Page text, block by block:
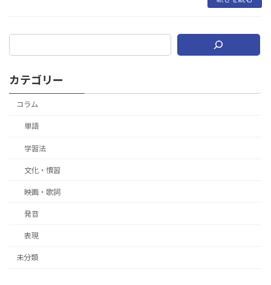
カテゴリー
コラム
単語
学習法
文化・慣習
映画・歌詞
発音
表現
未分類